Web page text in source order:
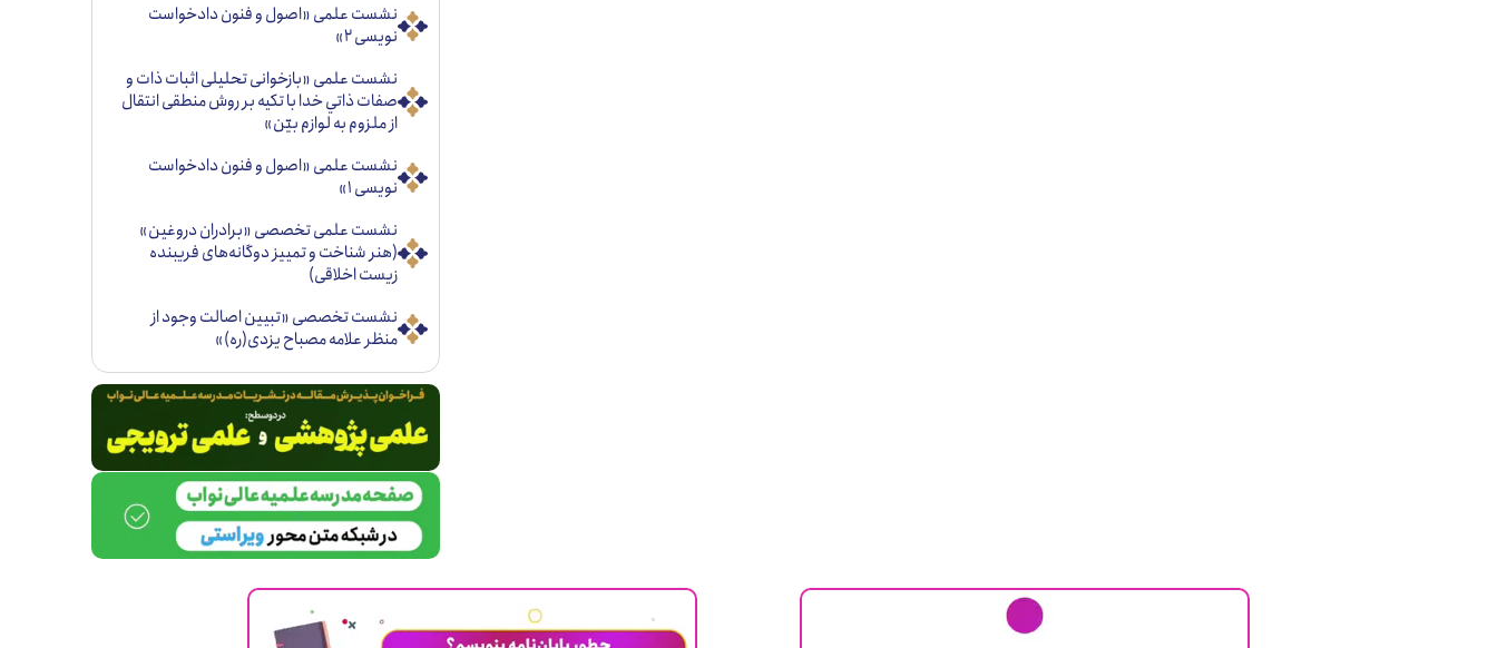
نشست علمی «اصول و فنون دادخواست
نویسی ۲»
نشست علمی «بازخوانی تحليلی اثبات ذات و
صفات ذاتي خدا با تكيه بر روش منطقی انتقال
از ملزوم به لوازم بيّن»
نشست علمی «اصول و فنون دادخواست
نویسی ۱»
نشست علمی تخصصی «برادران دروغین»
(هنر شناخت و تمییز دوگانه‌های فریبنده
زیست اخلاقی)
نشست تخصصی «تبيين اصالت وجود از
منظر علامه مصباح يزدی(ره)»